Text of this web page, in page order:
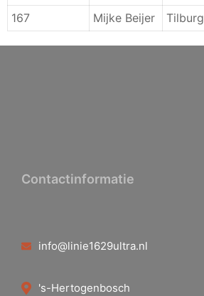
167
Mijke Beijer Tilburg
Contactinformatie
info@linie1629ultra.nl
's-Hertogenbosch